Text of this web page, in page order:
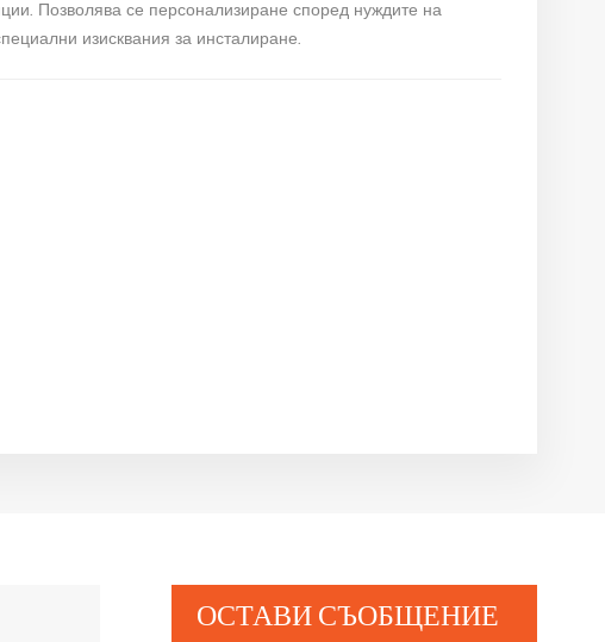
Позволява се персонализиране според нуждите на
изисквания за инсталиране.
ОСТАВИ СЪОБЩЕНИЕ